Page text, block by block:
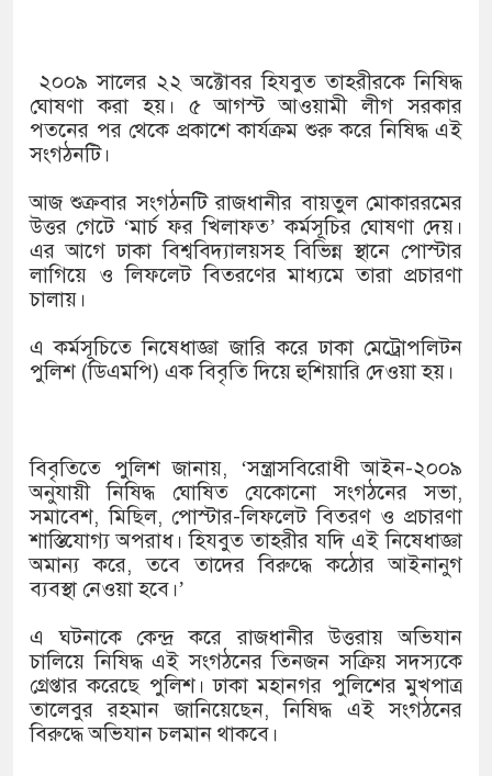
২০০৯ সালের ২২ অক্টোবর হিযবুত তাহরীরকে নিষিদ্ধ
ঘোষণা করা হয়। ৫ আগস্ট আওয়ামী লীগ সরকার
পতনের পর থেকে প্রকাশে কার্যক্রম শুরু করে নিষিদ্ধ এই
সংগঠনটি।
আজ শুক্রবার সংগঠনটি রাজধানীর বায়তুল মোকাররমের
উত্তর গেটে ‘মার্চ ফর খিলাফত’ কর্মসূচির ঘোষণা দেয়।
এর আগে ঢাকা বিশ্ববিদ্যালয়সহ বিভিন্ন স্থানে পোস্টার
লাগিয়ে ও লিফলেট বিতরণের মাধ্যমে তারা প্রচারণা
চালায়।
এ কর্মসূচিতে নিষেধাজ্ঞা জারি করে ঢাকা মেট্রোপলিটন
পুলিশ (ডিএমপি) এক বিবৃতি দিয়ে হুশিয়ারি দেওয়া হয়।
বিবৃতিতে পুলিশ জানায়, ‘সন্ত্রাসবিরোধী আইন-২০০৯
অনুযায়ী নিষিদ্ধ ঘোষিত যেকোনো সংগঠনের সভা,
সমাবেশ, মিছিল, পোস্টার-লিফলেট বিতরণ ও প্রচারণা
শাস্তিযোগ্য অপরাধ। হিযবুত তাহরীর যদি এই নিষেধাজ্ঞা
অমান্য করে, তবে তাদের বিরুদ্ধে কঠোর আইনানুগ
ব্যবস্থা নেওয়া হবে।’
এ ঘটনাকে কেন্দ্র করে রাজধানীর উত্তরায় অভিযান
চালিয়ে নিষিদ্ধ এই সংগঠনের তিনজন সক্রিয় সদস্যকে
গ্রেপ্তার করেছে পুলিশ। ঢাকা মহানগর পুলিশের মুখপাত্র
তালেবুর রহমান জানিয়েছেন, নিষিদ্ধ এই সংগঠনের
বিরুদ্ধে অভিযান চলমান থাকবে।